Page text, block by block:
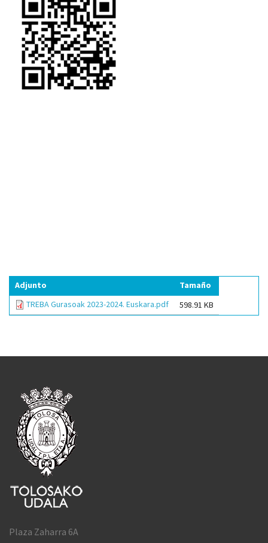
Adjunto
Tamaño
TREBA Gurasoak 2023-2024. Euskara.pdf
598.91 KB
Plaza Zaharra 6A